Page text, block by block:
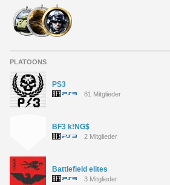
PLATOONS
PS3
81 Mitglieder
BF3 k!NG$
2 Mitglieder
Battlefield elites
3 Mitglieder